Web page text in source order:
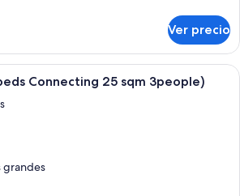
Ver precio
Habitación de hotel con dos camas,
Connecting 25 sqm 3people)
grandes